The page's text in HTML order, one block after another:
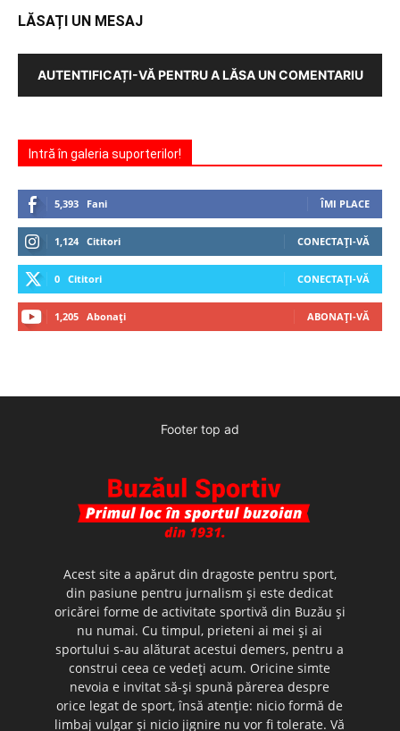
LĂSAȚI UN MESAJ
AUTENTIFICAȚI-VĂ PENTRU A LĂSA UN COMENTARIU
Intră în galeria suporterilor!
5,393 Fani ÎMI PLACE
1,124 Cititori CONECTAȚI-VĂ
0 Cititori CONECTAȚI-VĂ
1,205 Abonați ABONAȚI-VĂ
Footer top ad
Acest site a apărut din dragoste pentru sport,
din pasiune pentru jurnalism şi este dedicat
oricărei forme de activitate sportivă din Buzău şi
nu numai. Cu timpul, prieteni ai mei şi ai
sportului s-au alăturat acestui demers, pentru a
construi ceea ce vedeţi acum. Oricine simte
nevoia e invitat să-şi spună părerea despre
orice legat de sport, însă atenţie: nicio formă de
limbaj vulgar şi nicio jignire nu vor fi tolerate. Vă